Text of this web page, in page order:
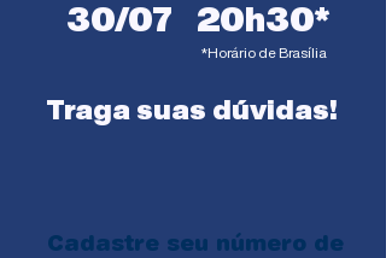
30/07 20h30*
*Horário de Brasília
Traga suas dúvidas!
Cadastre seu número de